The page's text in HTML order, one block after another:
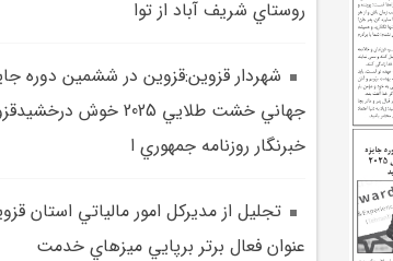
روستاي شريف آباد از توا
شهردار قزوين:قزوين در ششمين دوره
جهاني خشت طلايي 2025 خوش
خبرنگار روزنامه جمهوري ا
تجليل از مديرکل امور مالياتي استان
عنوان فعال برتر برپايي ميزهاي خدمت